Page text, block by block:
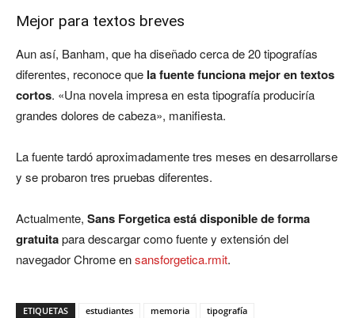
Mejor para textos breves
Aun así, Banham, que ha diseñado cerca de 20 tipografías
diferentes, reconoce que la fuente funciona mejor en textos
cortos. «Una novela impresa en esta tipografía produciría
grandes dolores de cabeza», manifiesta.
La fuente tardó aproximadamente tres meses en desarrollarse
y se probaron tres pruebas diferentes.
Actualmente, Sans Forgetica está disponible de forma
gratuitapara descargar como fuente y extensión del
navegador Chrome ensansforgetica.rmit.
ETIQUETAS estudiantes memoria tipografía